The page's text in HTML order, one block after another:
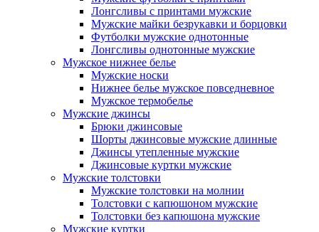
Лонгсливы с принтами мужские
Мужские майки безрукавки и борцовки
Футболки мужские однотонные
Лонгсливы однотонные мужские
Мужское нижнее белье
Мужские носки
Нижнее белье мужское повседневное
Мужское термобелье
Мужские джинсы
Брюки джинсовые
Шорты джинсовые мужские длинные
Джинсы утепленные мужские
Джинсовые куртки мужские
Мужские толстовки
Мужские толстовки на молнии
Толстовки с капюшоном мужские
Толстовки без капюшона мужские
Мужские куртки